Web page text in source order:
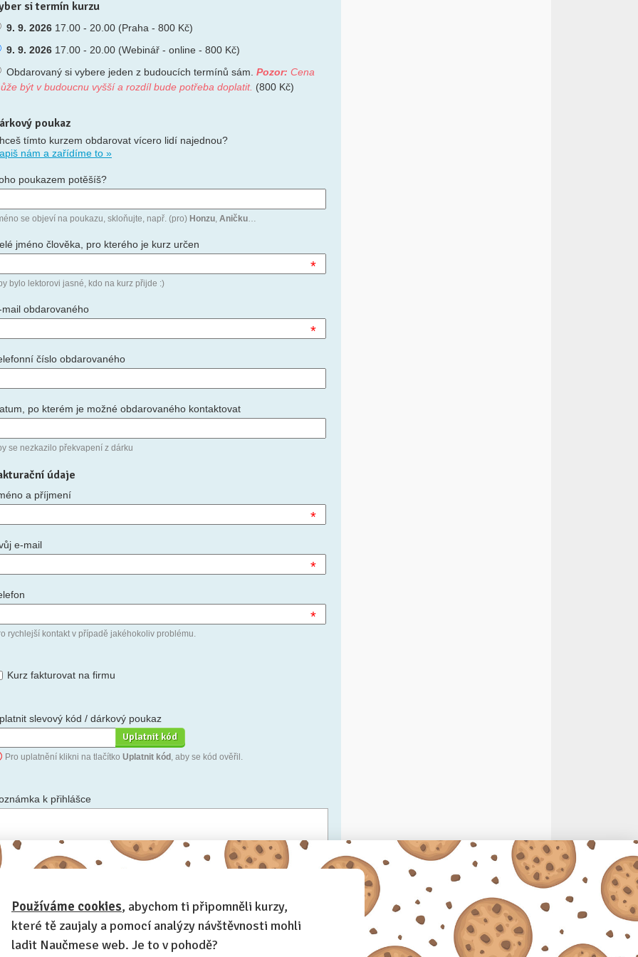
si termín kurzu
9. 9. 2026 17.00 - 20.00 (Praha - 800 Kč)
9. 9. 2026 17.00 - 20.00 (Webinář - online - 800 Kč)
Obdarovaný si vybere jeden z budoucích termínů sám. Pozor: Cena
být v budoucnu vyšší a rozdíl bude potřeba doplatit. (800 Kč)
poukaz
tímto kurzem obdarovat vícero lidí najednou?
nám a zařídíme to »
poukazem potěšíš?
se objeví na poukazu, skloňujte, např. (pro) Honzu, Aničku…
jméno člověka, pro kterého je kurz určen
*
bylo lektorovi jasné, kdo na kurz přijde :)
mail obdarovaného
*
číslo obdarovaného
po kterém je možné obdarovaného kontaktovat
se nezkazilo překvapení z dárku
údaje
a příjmení
*
e-mail
*
*
rychlejší kontakt v případě jakéhokoliv problému.
Kurz fakturovat na firmu
slevový kód / dárkový poukaz
Pro uplatnění klikni na tlačítko Uplatnit kód , aby se kód ověřil.
k přihlášce
Anonymní profil– odesláním přihlášky se automaticky vytvoří tvůj
na Naučmese. Zatrhni tuto volbu a profil bude skrytý.
Chci dostávat Naučmese newsletter
Používáme cookies, abychom ti připomněli kurzy,
které tě zaujaly a pomocí analýzy návštěvnosti mohli
ladit Naučmese web. Je to v pohodě?